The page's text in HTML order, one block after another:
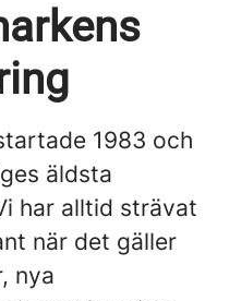
1983 och
äldsta
har alltid strävat
när det gäller
nya